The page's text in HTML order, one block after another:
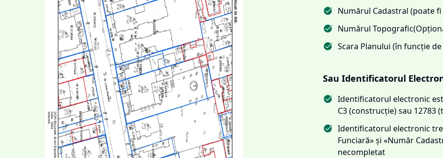
Numărul Cadastral (poate
Numărul
Scara Planului (în funcție
Sau Identificatorul
Identificatorul electronic
C3 (construcție) sau 12783
Identificatorul electronic
Funciară» și «Număr
necompletat